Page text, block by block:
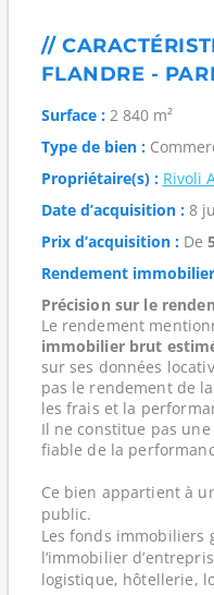
//
FLANDRE -
Surface :2 840 m²
Type de bien :
Propriétaire(s) : Rivoli
Date d’acquisition :8
Prix d’acquisition :De
Rendement
Précision sur le
Le rendement
immobilier brut
sur ses données
pas le rendement de la
les frais et la
Il ne constitue pas
fiable de la
Ce bien appartient à
public.
Les fonds immobiliers
l’immobilier
logistique, hôtellerie,